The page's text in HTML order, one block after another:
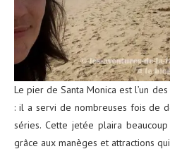
Le pier de Santa Monica est l’un
: il a servi de nombreuses fois de
séries. Cette jetée plaira
grâce aux manèges et attractions